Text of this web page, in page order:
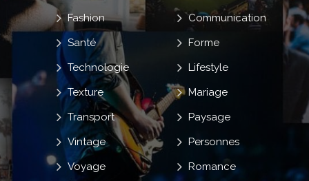
Communication
Fashion
Forme
Lifestyle
Mariage
Paysage
Personnes
Romance
Santé
Technologie
Texture
Transport
Vintage
Voyage